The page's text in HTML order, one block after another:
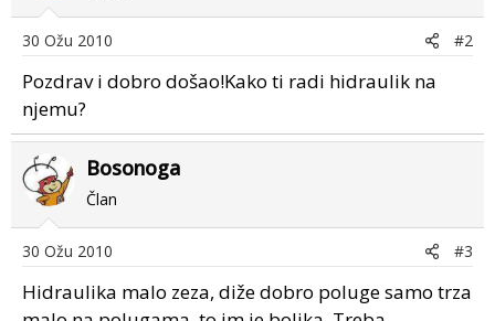
30 Ožu 2010 #2
Pozdrav i dobro došao!Kako ti radi hidraulik na
njemu?
Bosonoga
Član
30 Ožu 2010 #3
Hidraulika malo zeza, diže dobro poluge samo trza